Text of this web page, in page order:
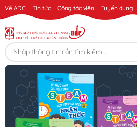
Về ADC Tin tức Cộng tác viên Tuyển dụng